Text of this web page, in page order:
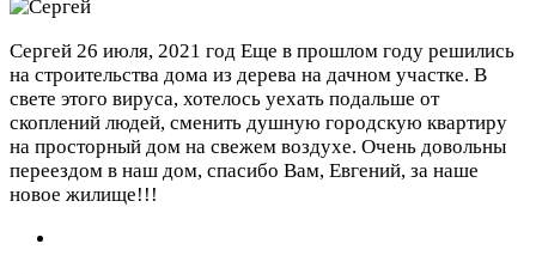
Сергей 26 июля, 2021 год Еще в прошлом году решились
на строительства дома из дерева на дачном участке. В
свете этого вируса, хотелось уехать подальше от
скоплений людей, сменить душную городскую квартиру
на просторный дом на свежем воздухе. Очень довольны
переездом в наш дом, спасибо Вам, Евгений, за наше
новое жилище!!!